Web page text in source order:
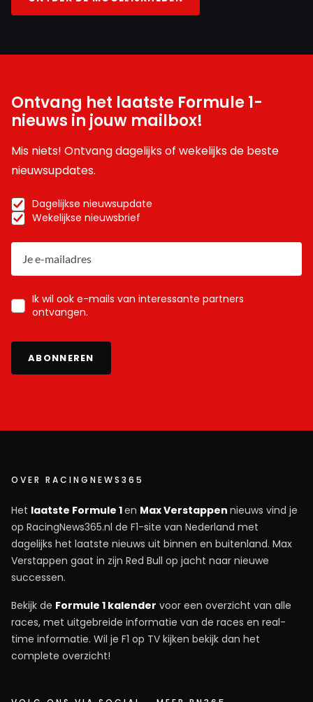
Ontvang het laatste Formule 1-
nieuws in jouw mailbox!
Mis niets! Ontvang dagelijks of wekelijks de beste
nieuwsupdates.
Dagelijkse nieuwsupdate
Wekelijkse nieuwsbrief
Ik wil ook e-mails van interessante partners
ontvangen.
ABONNEREN
OVER RACINGNEWS365
Het laatste Formule 1en Max Verstappen nieuws vind je
op RacingNews365.nl de F1-site van Nederland met
dagelijks het laatste nieuws uit binnen en buitenland. Max
Verstappen gaat in zijn Red Bull op jacht naar nieuwe
successen.
Bekijk de Formule 1 kalender voor een overzicht van alle
races, met uitgebreide informatie van de races en real-
time informatie. Wil je F1 op TV kijken bekijk dan het
complete overzicht!